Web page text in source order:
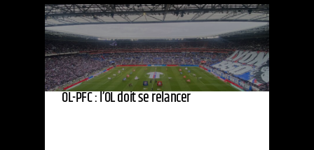
OL-PFC : l’OL doit se relancer